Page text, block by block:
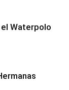
Waterpolo